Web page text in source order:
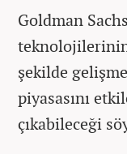
Goldman
teknolojilerinin
şekilde
piyasasını
çıkabileceği